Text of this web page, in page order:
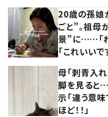
20歳の孫娘
ごと”。祖母
景”に……「わ
「これいいで
母「刺青入れ
脚を見ると
示「違う意味
ほど！！」